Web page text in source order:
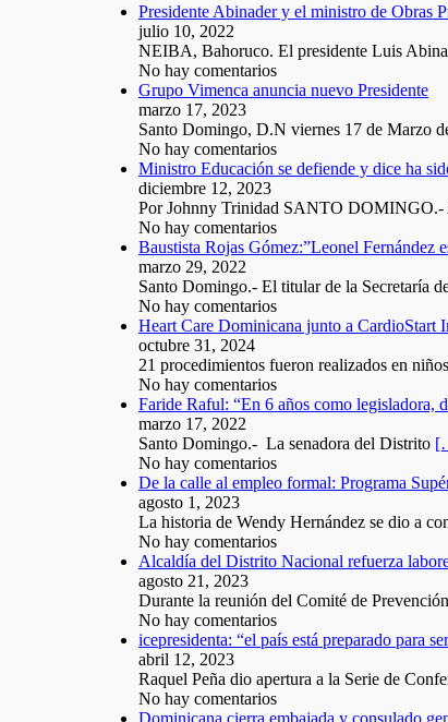
Presidente Abinader y el ministro de Obras
julio 10, 2022
NEIBA, Bahoruco. El presidente Luis
No hay comentarios
Grupo Vimenca anuncia nuevo Presidente
marzo 17, 2023
Santo Domingo, D.N viernes 17 de Marzo
No hay comentarios
Ministro Educación se defiende y dice ha
diciembre 12, 2023
Por Johnny Trinidad SANTO DOMINGO.-
No hay comentarios
Baustista Rojas Gómez:”Leonel Fernández
marzo 29, 2022
Santo Domingo.- El titular de la Secretaría
No hay comentarios
Heart Care Dominicana junto a
octubre 31, 2024
21 procedimientos fueron realizados en
No hay comentarios
Faride Raful: “En 6 años como legisladora,
marzo 17, 2022
Santo Domingo.- La senadora del Distrito
No hay comentarios
De la calle al empleo formal: Programa
agosto 1, 2023
La historia de Wendy Hernández se dio a
No hay comentarios
Alcaldía del Distrito Nacional refuerza
agosto 21, 2023
Durante la reunión del Comité de
No hay comentarios
icepresidenta: “el país está preparado para
abril 12, 2023
Raquel Peña dio apertura a la Serie de
No hay comentarios
Dominicana cierra embajada y consulado